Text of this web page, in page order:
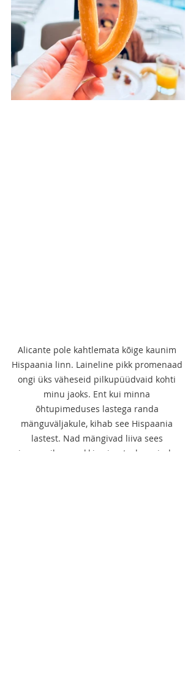
Alicante pole kahtlemata kõige kaunim
Hispaania linn. Laineline pikk promenaad
ongi üks väheseid pilkupüüdvaid kohti
minu jaoks. Ent kui minna
õhtupimeduses lastega randa
mänguväljakule, kihab see Hispaania
lastest. Nad mängivad liiva sees
jaanuarikuus sokkis piraate, kuu sirab,